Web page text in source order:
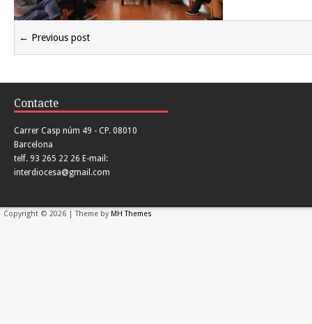
← Previous post
Contacte
Carrer Casp núm 49 - CP. 08010
Barcelona
telf. 93 265 22 26 E-mail:
interdiocesa@gmail.com
Copyright © 2026 | Theme by MH Themes